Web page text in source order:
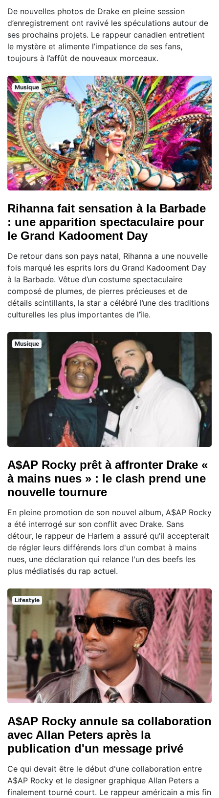
De nouvelles photos de Drake en pleine session
d’enregistrement ont ravivé les spéculations autour de
ses prochains projets. Le rappeur canadien entretient
le mystère et alimente l’impatience de ses fans,
toujours à l’affût de nouveaux morceaux.
Musique
Rihanna fait sensation à la Barbade
: une apparition spectaculaire pour
le Grand Kadooment Day
De retour dans son pays natal, Rihanna a une nouvelle
fois marqué les esprits lors du Grand Kadooment Day
à la Barbade. Vêtue d’un costume spectaculaire
composé de plumes, de pierres précieuses et de
détails scintillants, la star a célébré l’une des traditions
culturelles les plus importantes de l’île.
Musique
A$AP Rocky prêt à affronter Drake «
à mains nues » : le clash prend une
nouvelle tournure
En pleine promotion de son nouvel album, A$AP Rocky
a été interrogé sur son conflit avec Drake. Sans
détour, le rappeur de Harlem a assuré qu'il accepterait
de régler leurs différends lors d'un combat à mains
nues, une déclaration qui relance l'un des beefs les
plus médiatisés du rap actuel.
Lifestyle
A$AP Rocky annule sa collaboration
avec Allan Peters après la
publication d'un message privé
Ce qui devait être le début d'une collaboration entre
A$AP Rocky et le designer graphique Allan Peters a
finalement tourné court. Le rappeur américain a mis fin